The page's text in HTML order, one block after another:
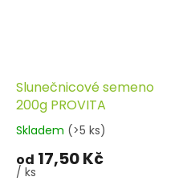
Slunečnicové semeno
200g PROVITA
Skladem (>5 ks)
od 17,50 Kč
/ ks